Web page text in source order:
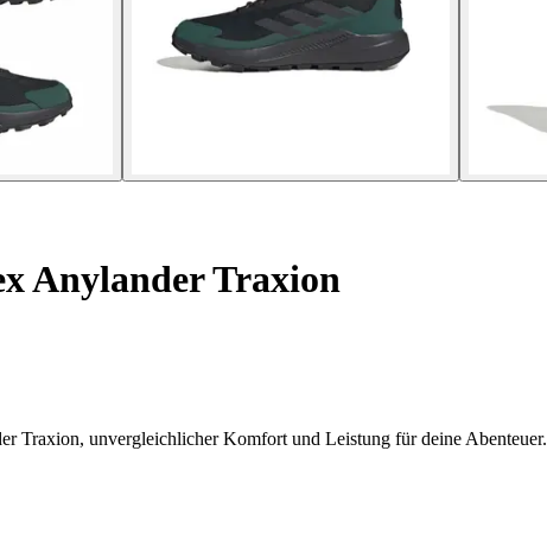
Anylander Traxion
Traxion, unvergleichlicher Komfort und Leistung für deine Abenteuer.